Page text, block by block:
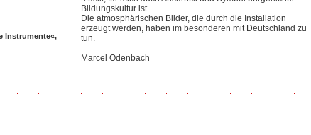
Instrumente«,
Bildungskultur ist.
Die atmosphärischen Bilder, die durch die Installation
erzeugt werden, haben im besonderen mit Deutschland zu
tun.
Marcel Odenbach